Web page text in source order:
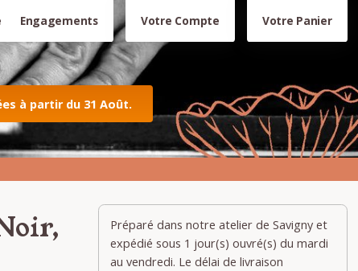
Engagements Votre Compte Votre Panier
à partir du 31 Août.
Préparé dans notre atelier de Savigny et
expédié sous 1 jour(s) ouvré(s) du mardi
au vendredi. Le délai de livraison